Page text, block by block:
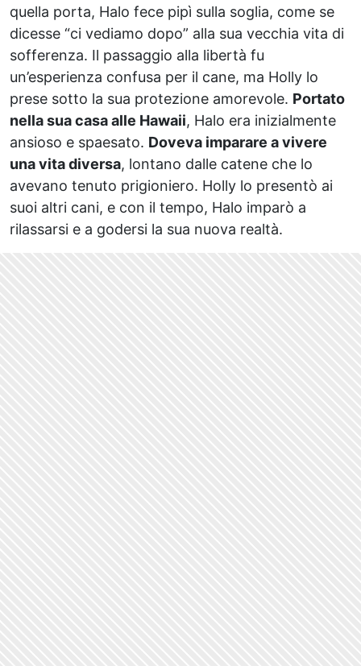
quella porta, Halo fece pipì sulla soglia, come se
dicesse “ci vediamo dopo” alla sua vecchia vita di
sofferenza. Il passaggio alla libertà fu
un’esperienza confusa per il cane, ma Holly lo
prese sotto la sua protezione amorevole. Portato
nella sua casa alle Hawaii, Halo era inizialmente
ansioso e spaesato. Doveva imparare a vivere
una vita diversa, lontano dalle catene che lo
avevano tenuto prigioniero. Holly lo presentò ai
suoi altri cani, e con il tempo, Halo imparò a
rilassarsi e a godersi la sua nuova realtà.